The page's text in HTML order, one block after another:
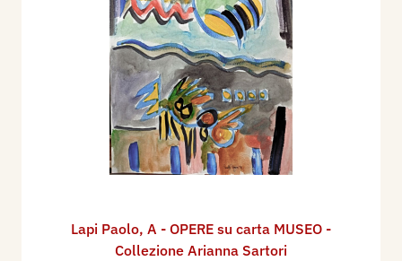
Lapi Paolo, A - OPERE su carta MUSEO -
Collezione Arianna Sartori